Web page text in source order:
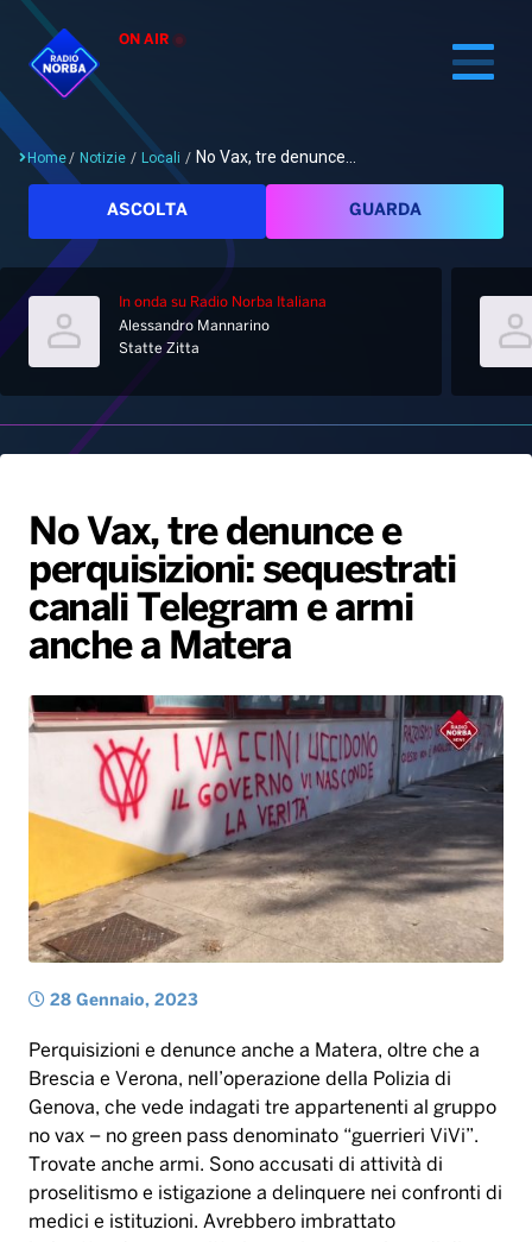
ON AIR
Cerca
Home
Palinsesto
Hit Dance
Giochi&Concorsi
PALATOUR
Notizie
Locali
Musica e Spettacolo
Sport
Leggerissime
Playlist
Generale
Novità
Notiziario
Interviste
Speciale Astrabilia 2026
Gallery
Radio Norba News TV
Voce al Bari
Gallery
Home/ Notizie / Locali / No Vax, tre denunce...
ASCOLTA GUARDA
In onda su Radio Norba Italiana
Alessandro Mannarino
Statte Zitta
No Vax, tre denunce e
perquisizioni: sequestrati
canali Telegram e armi
anche a Matera
28 Gennaio, 2023
Perquisizioni e denunce anche a Matera, oltre che a
Brescia e Verona, nell’operazione della Polizia di
Genova, che vede indagati tre appartenenti al gruppo
no vax – no green pass denominato “guerrieri ViVi”.
Trovate anche armi. Sono accusati di attività di
proselitismo e istigazione a delinquere nei confronti di
medici e istituzioni. Avrebbero imbrattato